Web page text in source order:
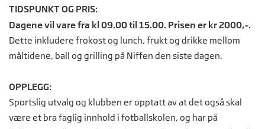
TIDSPUNKT OG PRIS:
Dagene vil vare fra kl 09.00 til 15.00. Prisen er kr 2000,-.
Dette inkludere frokost og lunch, frukt og drikke mellom
måltidene, ball og grilling på Niffen den siste dagen.
OPPLEGG:
Sportslig utvalg og klubben er opptatt av at det også skal
være et bra faglig innhold i fotballskolen, og har på